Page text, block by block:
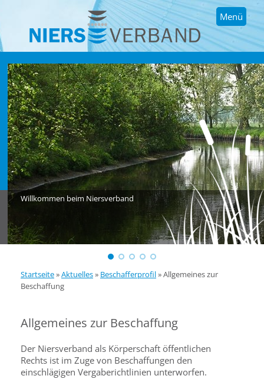
Menü
Willkommen beim Niersverband
Startseite»Aktuelles» Beschafferprofil»Allgemeines zur
Beschaffung
Allgemeines zur Beschaffung
Der Niersverband als Körperschaft öffentlichen
Rechts ist im Zuge von Beschaffungen den
einschlägigen Vergaberichtlinien unterworfen.